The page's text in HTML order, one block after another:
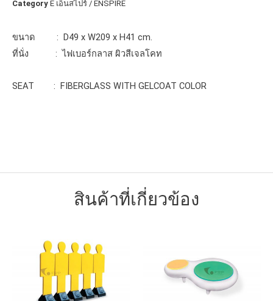
Category E เอ็นสไปร์ / ENSPIRE
ขนาด : D49 x W209 x H41 cm.
ที่นั่ง : ไฟเบอร์กลาส ผิวสีเจลโคท
SEAT : FIBERGLASS WITH GELCOAT COLOR
สินค้าที่เกี่ยวข้อง